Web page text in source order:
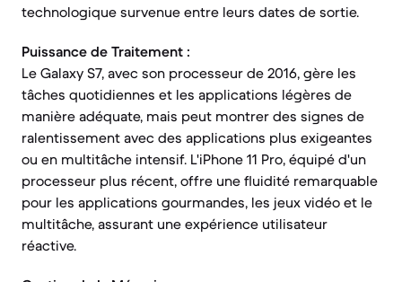
technologique survenue entre leurs dates de sortie.
Puissance de Traitement :
Le Galaxy S7, avec son processeur de 2016, gère les
tâches quotidiennes et les applications légères de
manière adéquate, mais peut montrer des signes de
ralentissement avec des applications plus exigeantes
ou en multitâche intensif. L'iPhone 11 Pro, équipé d'un
processeur plus récent, offre une fluidité remarquable
pour les applications gourmandes, les jeux vidéo et le
multitâche, assurant une expérience utilisateur
réactive.